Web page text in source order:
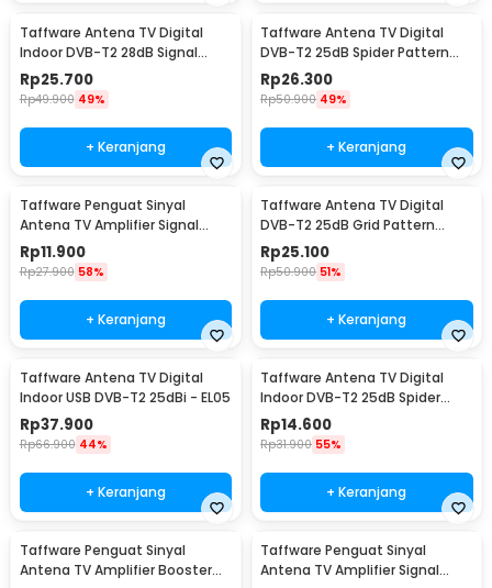
Taffware Antena TV Digital
Indoor DVB-T2 28dB Signal
Booster Amplifer - N0012
Rp25.700
Rp49.900 49%
+ Keranjang
Taffware Antena TV Digital
DVB-T2 25dB Spider Pattern
Signal Booster - TFL-D139
Rp26.300
Rp50.900 49%
+ Keranjang
Taffware Penguat Sinyal
Antena TV Amplifier Signal
Booster DVB-T2 - TFL-D15
Rp11.900
Rp27.900 58%
+ Keranjang
Taffware Antena TV Digital
DVB-T2 25dB Grid Pattern
Signal Booster - TFL-D139
Rp25.100
Rp50.900 51%
+ Keranjang
Taffware Antena TV Digital
Indoor USB DVB-T2 25dBi - EL05
Rp37.900
Rp66.900 44%
+ Keranjang
Taffware Antena TV Digital
Indoor DVB-T2 25dB Spider
Jack Male Plug - TFL-D139
Rp14.600
Rp31.900 55%
+ Keranjang
Taffware Penguat Sinyal
Antena TV Amplifier Booster
Taffware Penguat Sinyal
Antena TV Amplifier Signal